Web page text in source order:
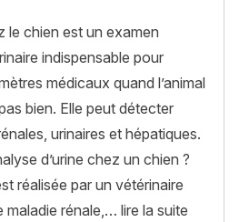
le chien est un examen
indispensable pour
médicaux quand l’animal
bien. Elle peut détecter
urinaires et hépatiques.
d’urine chez un chien ?
réalisée par un vétérinaire
maladie rénale,… lire la suite